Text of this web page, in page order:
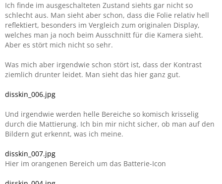
Ich finde im ausgeschalteten Zustand siehts gar nicht so
schlecht aus. Man sieht aber schon, dass die Folie relativ hell
reflektiert, besonders im Vergleich zum originalen Display,
welches man ja noch beim Ausschnitt für die Kamera sieht.
Aber es stört mich nicht so sehr.
Was mich aber irgendwie schon stört ist, dass der Kontrast
ziemlich drunter leidet. Man sieht das hier ganz gut.
disskin_006.jpg
Und irgendwie werden helle Bereiche so komisch krisselig
durch die Mattierung. Ich bin mir nicht sicher, ob man auf den
Bildern gut erkennt, was ich meine.
disskin_007.jpg
Hier im orangenen Bereich um das Batterie-Icon